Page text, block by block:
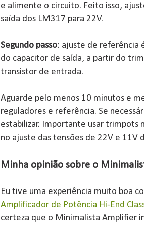
e alimente o circuito. Feito isso,
saída dos LM317 para 22V.
Segundo passo: ajuste de referência
do capacitor de saída, a partir do
transistor de entrada.
Aguarde pelo menos 10 minutos e
reguladores e referência. Se
estabilizar. Importante usar trimpots
no ajuste das tensões de 22V e 11V
Minha opinião sobre o
Eu tive uma experiência muito boa
Amplificador de Potência Hi-End
certeza que o Minimalista Amplifier